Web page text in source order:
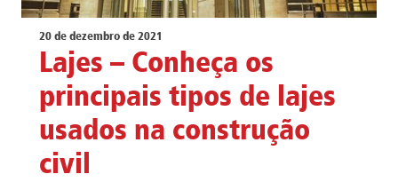
20 de dezembro de 2021
Lajes – Conheça os
principais tipos de lajes
usados na construção
civil